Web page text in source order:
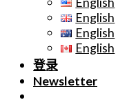
English
English
English
登录
Newsletter